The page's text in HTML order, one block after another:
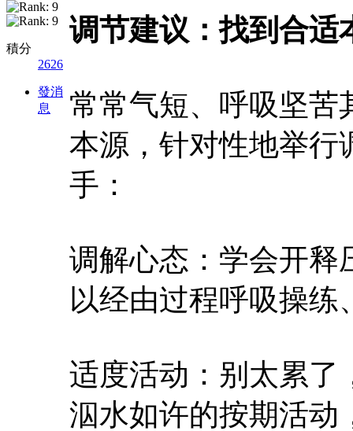
積分
2626
發消
息
调节建议：找到合适
常常气短、呼吸坚苦
本源，针对性地举行
手：
调解心态：学会开释
以经由过程呼吸操练
适度活动：别太累了
泅水如许的按期活动